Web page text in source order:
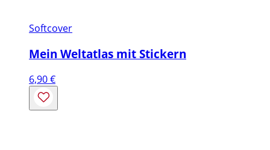
Softcover
Mein Weltatlas mit Stickern
6,90€